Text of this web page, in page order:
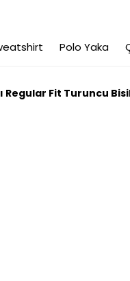
Polo Yaka
Regular Fit Turuncu